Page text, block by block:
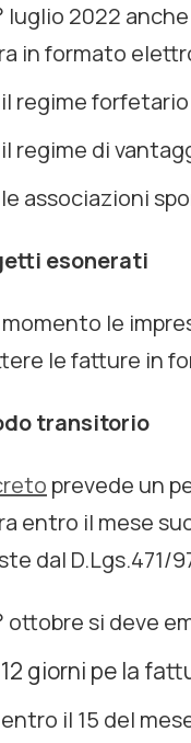
luglio 2022
in formato
il regime forfetario
il regime di
le associazioni
esonerati
momento le
le fatture in
transitorio
prevede un
entro il mese
dal D.Lgs.471/
ottobre si deve
12 giorni pe la
entro il 15 del